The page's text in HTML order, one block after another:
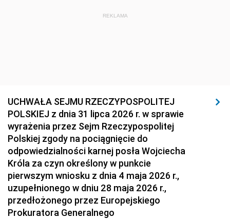
REKLAMA
UCHWAŁA SEJMU RZECZYPOSPOLITEJ
POLSKIEJ z dnia 31 lipca 2026 r. w sprawie
wyrażenia przez Sejm Rzeczypospolitej
Polskiej zgody na pociągnięcie do
odpowiedzialności karnej posła Wojciecha
Króla za czyn określony w punkcie
pierwszym wniosku z dnia 4 maja 2026 r.,
uzupełnionego w dniu 28 maja 2026 r.,
przedłożonego przez Europejskiego
Prokuratora Generalnego